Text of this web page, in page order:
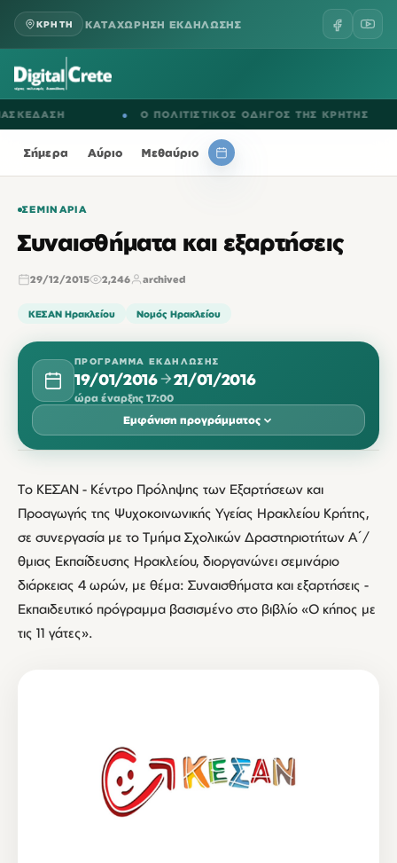
ΚΡΗΤΗ ΚΑΤΑΧΩΡΗΣΗ ΕΚΔΗΛΩΣΗΣ
Ο ΠΟΛΙΤΙΣΤΙΚΟΣ ΟΔΗΓΟΣ ΤΗΣ ΚΡΗΤΗΣ
Σήμερα Αύριο Μεθαύριο
ΣΕΜΙΝΆΡΙΑ
Συναισθήματα και εξαρτήσεις
29/12/2015 2,246 archived
ΚΕΣΑΝ Ηρακλείου Νομός Ηρακλείου
ΠΡΌΓΡΑΜΜΑ ΕΚΔΉΛΩΣΗΣ
19/01/2016 21/01/2016
ώρα έναρξης 17:00
Εμφάνιση προγράμματος
19
17:00
21
17:00
Tο ΚΕΣΑΝ - Κέντρο Πρόληψης των Εξαρτήσεων και
Προαγωγής της Ψυχοκοινωνικής Υγείας Ηρακλείου Κρήτης,
σε συνεργασία με το Τμήμα Σχολικών Δραστηριοτήτων Α΄/
θμιας Εκπαίδευσης Ηρακλείου, διοργανώνει σεμινάριο
διάρκειας 4 ωρών, με θέμα: Συναισθήματα και εξαρτήσεις -
Εκπαιδευτικό πρόγραμμα βασισμένο στο βιβλίο «Ο κήπος με
τις 11 γάτες».